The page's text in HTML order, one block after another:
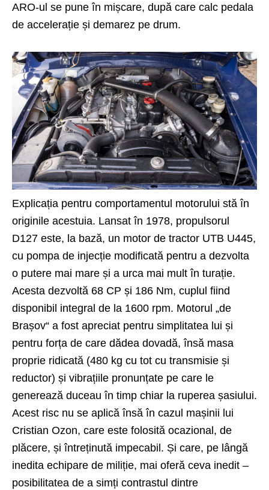
ARO-ul se pune în mișcare, după care calc pedala
de accelerație și demarez pe drum.
Explicația pentru comportamentul motorului stă în
originile acestuia. Lansat în 1978, propulsorul
D127 este, la bază, un motor de tractor UTB U445,
cu pompa de injecție modificată pentru a dezvolta
o putere mai mare și a urca mai mult în turație.
Acesta dezvoltă 68 CP și 186 Nm, cuplul fiind
disponibil integral de la 1600 rpm. Motorul „de
Brașov“ a fost apreciat pentru simplitatea lui și
pentru forța de care dădea dovadă, însă masa
proprie ridicată (480 kg cu tot cu transmisie și
reductor) și vibrațiile pronunțate pe care le
generează duceau în timp chiar la ruperea șasiului.
Acest risc nu se aplică însă în cazul mașinii lui
Cristian Ozon, care este folosită ocazional, de
plăcere, și întreținută impecabil. Și care, pe lângă
inedita echipare de miliție, mai oferă ceva inedit –
posibilitatea de a simți contrastul dintre